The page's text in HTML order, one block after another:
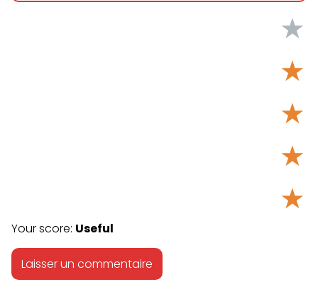
★
★
★
★
★
Your score: Useful